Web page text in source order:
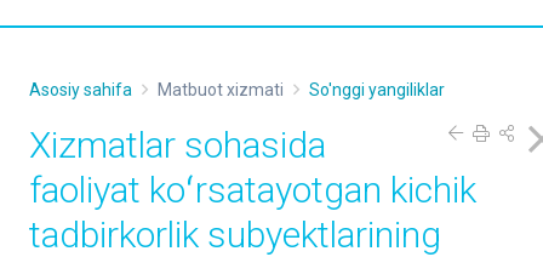
Asosiy sahifa Matbuot xizmati So'nggi yangiliklar
Xizmatlar sohasida
faoliyat koʻrsatayotgan kichik
tadbirkorlik subyektlarining